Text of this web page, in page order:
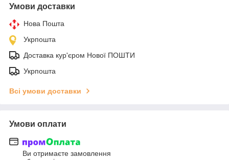
Умови доставки
Нова Пошта
Укрпошта
Доставка кур'єром Нової ПОШТИ
Укрпошта
Всі умови доставки
Умови оплати
Ви отримаєте замовлення